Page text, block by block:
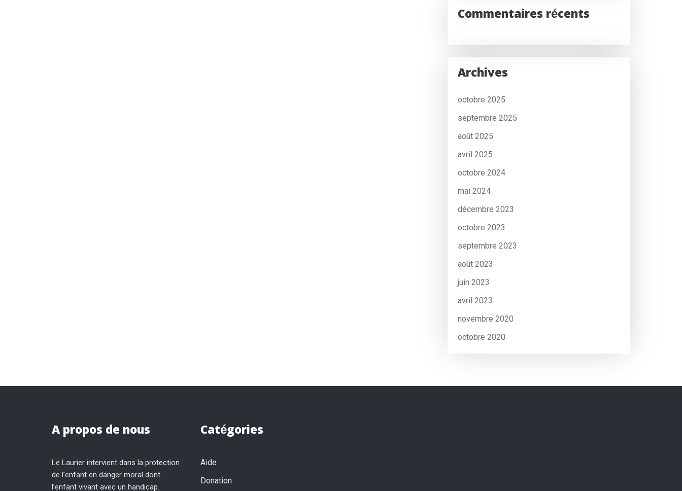
Commentaires récents
Archives
octobre 2025
septembre 2025
août 2025
avril 2025
octobre 2024
mai 2024
décembre 2023
octobre 2023
septembre 2023
août 2023
juin 2023
avril 2023
novembre 2020
octobre 2020
A propos de nous
Le Laurier intervient dans la protection
de l’enfant en danger moral dont
l’enfant vivant avec un handicap.
Catégories
Aide
Donation